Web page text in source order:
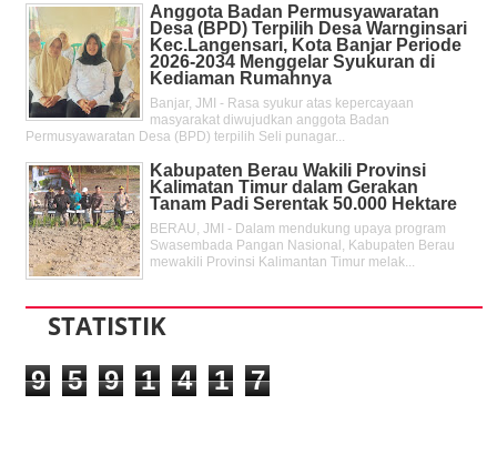
Anggota Badan Permusyawaratan
Desa (BPD) Terpilih Desa Warnginsari
Kec.Langensari, Kota Banjar Periode
2026-2034 Menggelar Syukuran di
Kediaman Rumahnya
Banjar, JMI - Rasa syukur atas kepercayaan
masyarakat diwujudkan anggota Badan
Permusyawaratan Desa (BPD) terpilih Seli punagar...
Kabupaten Berau Wakili Provinsi
Kalimatan Timur dalam Gerakan
Tanam Padi Serentak 50.000 Hektare
BERAU, JMI - Dalam mendukung upaya program
Swasembada Pangan Nasional, Kabupaten Berau
mewakili Provinsi Kalimantan Timur melak...
STATISTIK
9 5 9 1 4 1 7